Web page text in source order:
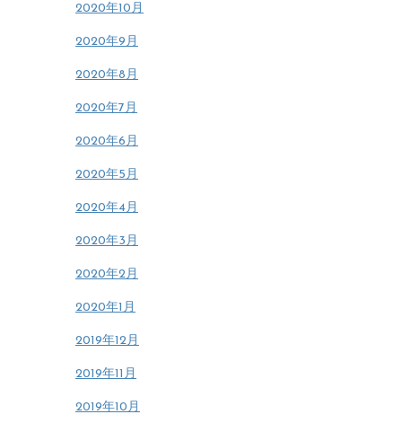
2020年10月
2020年9月
2020年8月
2020年7月
2020年6月
2020年5月
2020年4月
2020年3月
2020年2月
2020年1月
2019年12月
2019年11月
2019年10月